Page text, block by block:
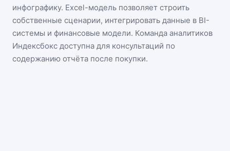
инфографику. Excel-модель позволяет строить
собственные сценарии, интегрировать данные в BI-
системы и финансовые модели. Команда аналитиков
Индексбокс доступна для консультаций по
содержанию отчёта после покупки.